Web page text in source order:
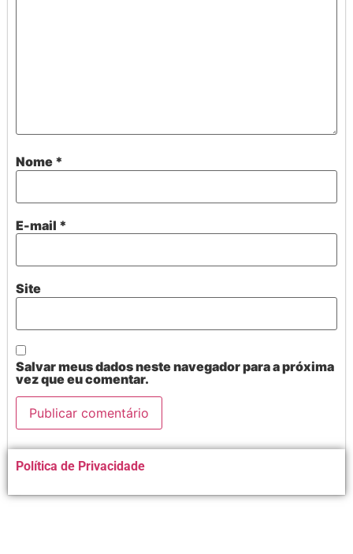
Nome *
E-mail *
Site
Salvar meus dados neste navegador para a próxima
vez que eu comentar.
Alternative:
Política de Privacidade